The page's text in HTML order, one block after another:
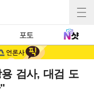
포토
검사, 대검 도